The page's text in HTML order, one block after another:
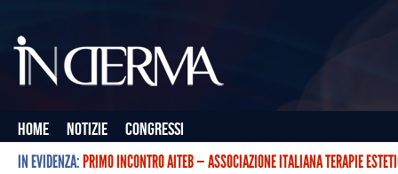
Home Notizie
Congressi
IN EVIDENZA:PRIMO INCONTRO AITEB — ASSOCIAZIONE ITALIANA TERAPIE